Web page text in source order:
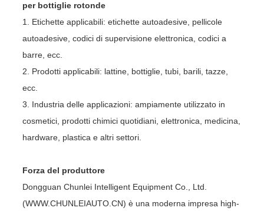
per bottiglie rotonde
1. Etichette applicabili: etichette autoadesive, pellicole
autoadesive, codici di supervisione elettronica, codici a
barre, ecc.
2. Prodotti applicabili: lattine, bottiglie, tubi, barili, tazze,
ecc.
3. Industria delle applicazioni: ampiamente utilizzato in
cosmetici, prodotti chimici quotidiani, elettronica, medicina,
hardware, plastica e altri settori.
Forza del produttore
Dongguan Chunlei Intelligent Equipment Co., Ltd.
(WWW.CHUNLEIAUTO.CN) è una moderna impresa high-